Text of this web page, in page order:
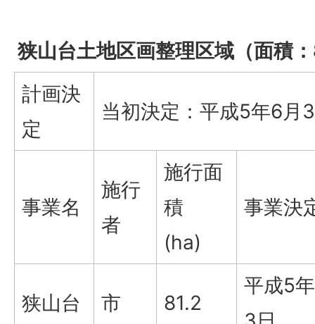
狭山台土地区画整理区域（面積
計画決
定
当初決定：平成5年6月
事業名
施行
者
施行面
積
(ha)
事業決
狭山台 市 81.2
平成5